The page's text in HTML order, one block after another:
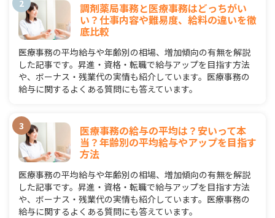
調剤薬局事務と医療事務はどっちがい
い？仕事内容や難易度、給料の違いを徹
底比較
医療事務の平均給与や年齢別の相場、増加傾向の有無を解説
した記事です。昇進・資格・転職で給与アップを目指す方法
や、ボーナス・残業代の実情も紹介しています。医療事務の
給与に関するよくある質問にも答えています。
医療事務の給与の平均は？安いって本
当？年齢別の平均給与やアップを目指す
方法
医療事務の平均給与や年齢別の相場、増加傾向の有無を解説
した記事です。昇進・資格・転職で給与アップを目指す方法
や、ボーナス・残業代の実情も紹介しています。医療事務の
給与に関するよくある質問にも答えています。